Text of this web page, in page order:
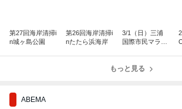
第27回海岸清掃i
n城ヶ島公園
第26回海岸清掃i
nたたら浜海岸
3/1（日）三浦
国際市民マラソ
もっと見る
ABEMA